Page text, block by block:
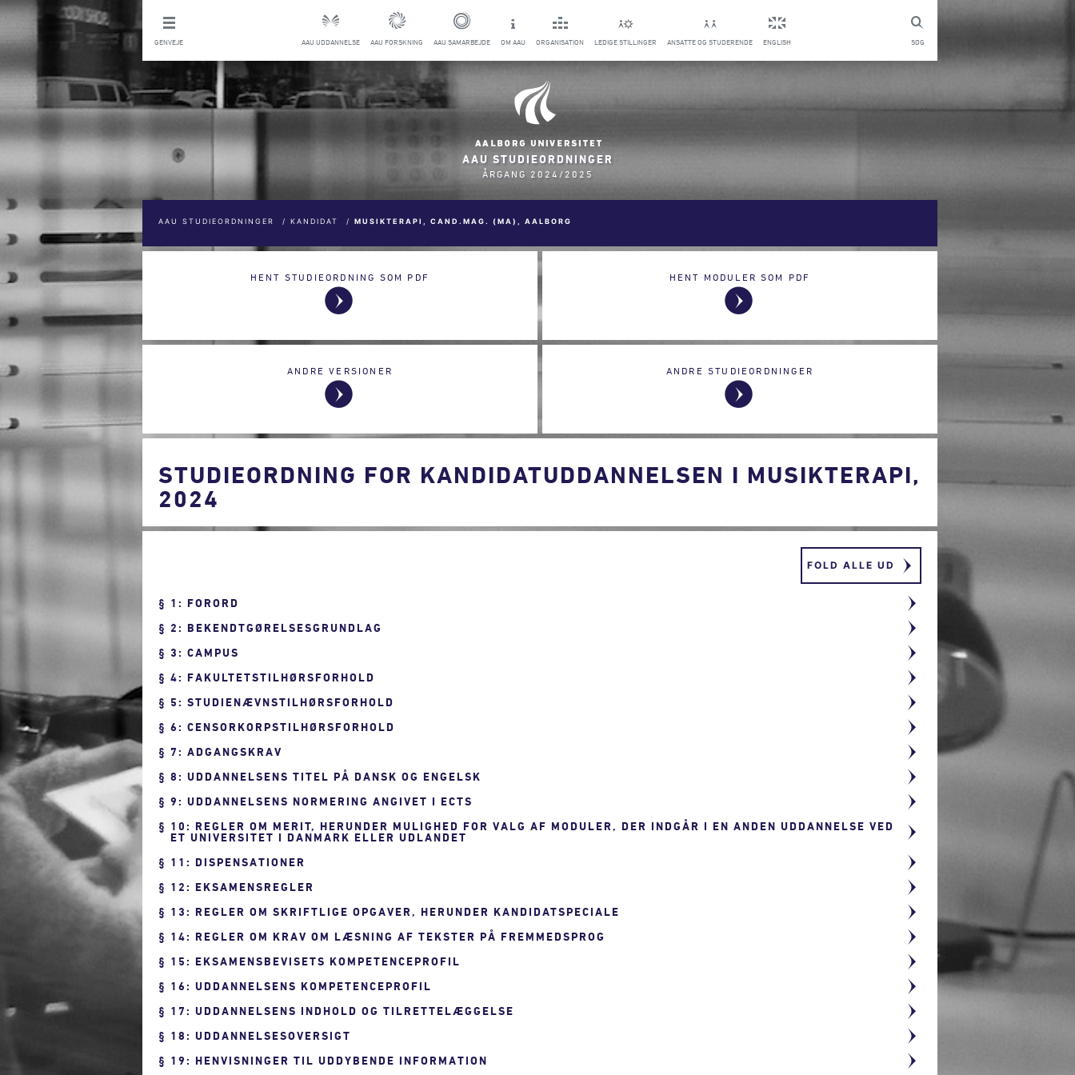
SØG
GENVEJE AAU UDDANNELSE AAU FORSKNING AAU SAMARBEJDE OM AAU ORGANISATION LEDIGE STILLINGER ANSATTE OG STUDERENDE ENGLISH
AAU STUDIEORDNINGER
ÅRGANG 2024/2025
AAU STUDIEORDNINGER / KANDIDAT / MUSIKTERAPI, CAND.MAG. (MA), AALBORG
HENT STUDIEORDNING SOM PDF HENT MODULER SOM PDF
ANDRE VERSIONER ANDRE STUDIEORDNINGER
STUDIEORDNING FOR KANDIDATUDDANNELSEN I MUSIKTERAPI,
2024
FOLD ALLE UD
1: FORORD
2: BEKENDTGØRELSESGRUNDLAG
3: CAMPUS
4: FAKULTETSTILHØRSFORHOLD
5: STUDIENÆVNSTILHØRSFORHOLD
6: CENSORKORPSTILHØRSFORHOLD
7: ADGANGSKRAV
8: UDDANNELSENS TITEL PÅ DANSK OG ENGELSK
9: UDDANNELSENS NORMERING ANGIVET I ECTS
10: REGLER OM MERIT, HERUNDER MULIGHED FOR VALG AF MODULER, DER INDGÅR I EN ANDEN UDDANNELSE VED
ET UNIVERSITET I DANMARK ELLER UDLANDET
11: DISPENSATIONER
12: EKSAMENSREGLER
13: REGLER OM SKRIFTLIGE OPGAVER, HERUNDER KANDIDATSPECIALE
14: REGLER OM KRAV OM LÆSNING AF TEKSTER PÅ FREMMEDSPROG
15: EKSAMENSBEVISETS KOMPETENCEPROFIL
16: UDDANNELSENS KOMPETENCEPROFIL
17: UDDANNELSENS INDHOLD OG TILRETTELÆGGELSE
18: UDDANNELSESOVERSIGT
19: HENVISNINGER TIL UDDYBENDE INFORMATION